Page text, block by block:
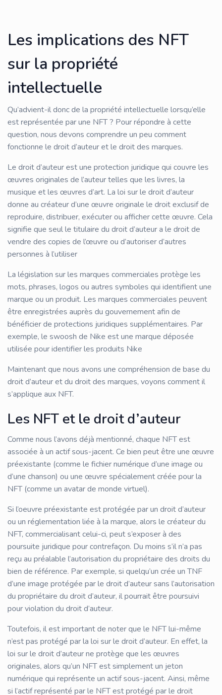
Les implications des NFT
sur la propriété
intellectuelle
Qu’advient-il donc de la propriété intellectuelle lorsqu’elle
est représentée par une NFT ? Pour répondre à cette
question, nous devons comprendre un peu comment
fonctionne le droit d’auteur et le droit des marques.
Le droit d’auteur est une protection juridique qui couvre les
œuvres originales de l’auteur telles que les livres, la
musique et les œuvres d’art. La loi sur le droit d’auteur
donne au créateur d’une œuvre originale le droit exclusif de
reproduire, distribuer, exécuter ou afficher cette œuvre. Cela
signifie que seul le titulaire du droit d’auteur a le droit de
vendre des copies de l’œuvre ou d’autoriser d’autres
personnes à l’utiliser
La législation sur les marques commerciales protège les
mots, phrases, logos ou autres symboles qui identifient une
marque ou un produit. Les marques commerciales peuvent
être enregistrées auprès du gouvernement afin de
bénéficier de protections juridiques supplémentaires. Par
exemple, le swoosh de Nike est une marque déposée
utilisée pour identifier les produits Nike
Maintenant que nous avons une compréhension de base du
droit d’auteur et du droit des marques, voyons comment il
s’applique aux NFT.
Les NFT et le droit d’auteur
Comme nous l’avons déjà mentionné, chaque NFT est
associée à un actif sous-jacent. Ce bien peut être une œuvre
préexistante (comme le fichier numérique d’une image ou
d’une chanson) ou une œuvre spécialement créée pour la
NFT (comme un avatar de monde virtuel).
Si l’oeuvre préexistante est protégée par un droit d’auteur
ou un réglementation liée à la marque, alors le créateur du
NFT, commercialisant celui-ci, peut s’exposer à des
poursuite juridique pour contrefaçon. Du moins s’il n’a pas
reçu au préalable l’autorisation du propriétaire des droits du
bien de référence. Par exemple, si quelqu’un crée un TNF
d’une image protégée par le droit d’auteur sans l’autorisation
du propriétaire du droit d’auteur, il pourrait être poursuivi
pour violation du droit d’auteur.
Toutefois, il est important de noter que le NFT lui-même
n’est pas protégé par la loi sur le droit d’auteur. En effet, la
loi sur le droit d’auteur ne protège que les œuvres
originales, alors qu’un NFT est simplement un jeton
numérique qui représente un actif sous-jacent. Ainsi, même
si l’actif représenté par le NFT est protégé par le droit